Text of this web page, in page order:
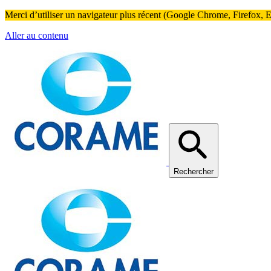
Merci d’utiliser un navigateur plus récent (Google Chrome, Firefox,
Aller au contenu
Rechercher